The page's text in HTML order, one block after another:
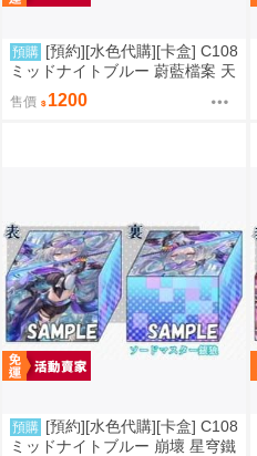
預購 [預約][水色代購][卡盒] C108
ミッドナイトブルー 蔚藍檔案 天
童ケイ
售價 1200
預購 [預約][水色代購][卡盒] C108
ミッドナイトブルー 崩壞 星穹鐵